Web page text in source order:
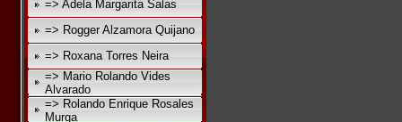
=> Adela Margarita Salas
=> Rogger Alzamora Quijano
=> Roxana Torres Neira
=> Mario Rolando Vides
Alvarado
=> Rolando Enrique Rosales
Murga